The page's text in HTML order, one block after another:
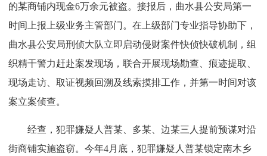
的某商铺内现金6万余元被盗。接报后，曲水县公安局第一
时间上报上级业务主管部门。在上级部门专业指导协助下，
曲水县公安局刑侦大队立即启动侵财案件快侦快破机制，组
织精干警力赶赴案发现场，联合开展现场勘查、痕迹提取、
现场走访、取证视频回溯及线索摸排工作，并第一时间对该
案立案侦查。
经查，犯罪嫌疑人普某、多某、边某三人提前预谋对沿
街商铺实施盗窃。今年4月底，犯罪嫌疑人普某锁定南木乡